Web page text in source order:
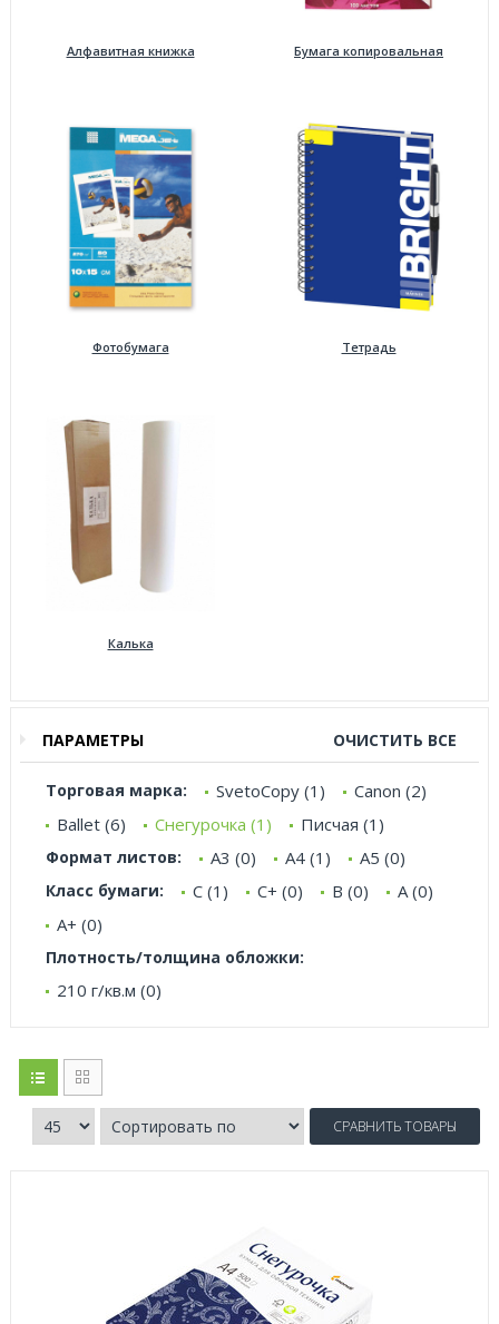
Алфавитная книжка Бумага копировальная
Фотобумага Тетрадь
Калька
ПАРАМЕТРЫ ОЧИСТИТЬ ВСЕ
Торговая марка: SvetoCopy (1)
Canon (2)
Ballet (6)
Снегурочка (1) Писчая (1)
Формат листов: А3 (0) А4 (1) А5 (0)
Класс бумаги: C (1) C+ (0) B (0)
A (0)
A+ (0)
Плотность/толщина обложки:
210 г/кв.м (0)
СРАВНИТЬ ТОВАРЫ